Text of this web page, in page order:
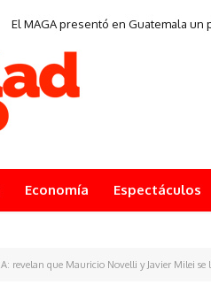
El MAGA presentó en Guatemala
Economía Espectáculos
revelan que Mauricio Novelli y Javier Milei